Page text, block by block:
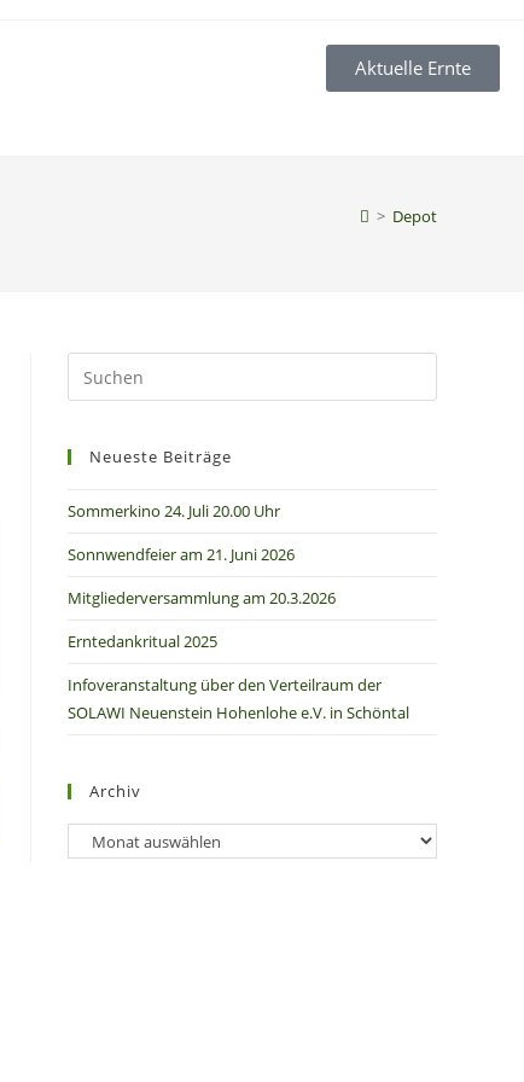
Aktuelle Ernte
> Depot
Neueste Beiträge
Sommerkino 24. Juli 20.00 Uhr
Sonnwendfeier am 21. Juni 2026
Mitgliederversammlung am 20.3.2026
Erntedankritual 2025
Infoveranstaltung über den Verteilraum der
SOLAWI Neuenstein Hohenlohe e.V. in Schöntal
Archiv